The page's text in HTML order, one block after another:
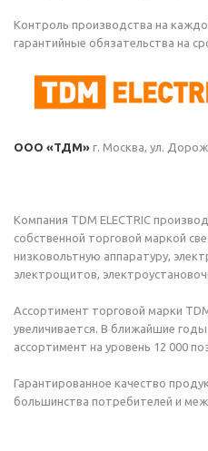
Контроль производства на
гарантийные обязательства на
ООО «ТДМ» г. Москва, ул.
Компания TDM ЕLECTRIC
собственной торговой маркой
низковольтную аппаратуру,
электрощитов,
Ассортимент торговой марки
увеличивается. В ближайшие
ассортимент на уровень 12 000
Гарантированное качество
большинства потребителей и